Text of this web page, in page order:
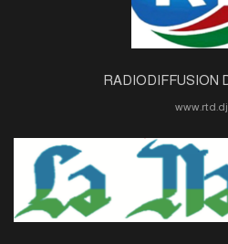
RADIODIFFUSION